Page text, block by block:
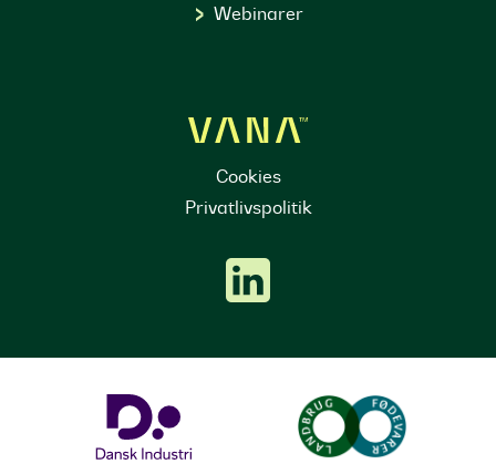
Webinarer
Cookies
Privatlivspolitik